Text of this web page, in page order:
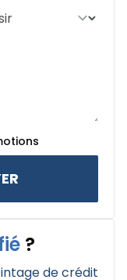
?
de crédit